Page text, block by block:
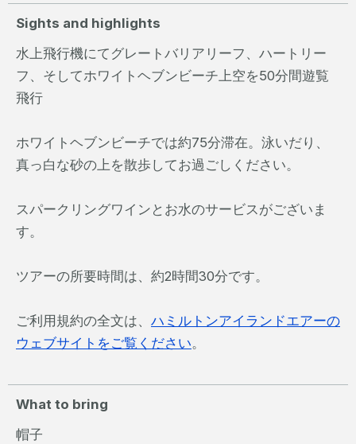
Sights and highlights
水上飛行機にてグレートバリアリーフ、ハートリー
フ、そしてホワイトヘブンビーチ上空を50分間遊覧
飛行
ホワイトヘブンビーチでは約75分滞在。泳いだり、
真っ白な砂の上を散歩してお過ごしください。
スパークリングワインとお水のサービスがございま
す。
ツアーの所要時間は、約2時間30分です。
ご利用規約の全文は、 ハミルトンアイランドエアーの
ウェブサイトをご覧ください。
What to bring
帽子